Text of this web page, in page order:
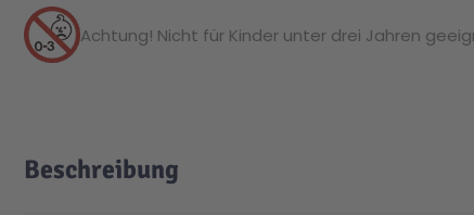
Achtung! Nicht für Kinder unter drei Jahren
Beschreibung